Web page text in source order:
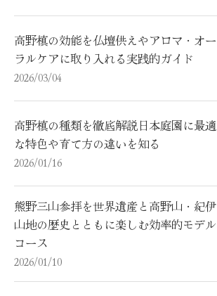
高野槙の効能を仏壇供えやアロマ・オー
ラルケアに取り入れる実践的ガイド
2026/03/04
高野槙の種類を徹底解説日本庭園に最適
な特色や育て方の違いを知る
2026/01/16
熊野三山参拝を世界遺産と高野山・紀伊
山地の歴史とともに楽しむ効率的モデル
コース
2026/01/10